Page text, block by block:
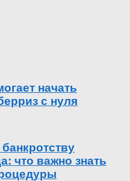
начать
с нуля
что важно знать